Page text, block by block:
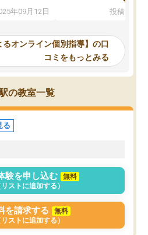
かなど選ぶ
師で良いか
ができま
師の方で決
た単語帳の
出される形
があり、あ
為、塾に通
遅れも取り
は良かった
年09月12日
めれるので、個人に合
いなのがあり(有料)、受
ことをどんなスケジュー
くか相談したのですが、
ち期待したものではなく
くなってきたようなので
投稿日：
るオンライン個別指導】の口
コミをもっとみる
の教室一覧
る
験を申し込む
無料
リストに追加する）
を請求する
無料
リストに追加する）